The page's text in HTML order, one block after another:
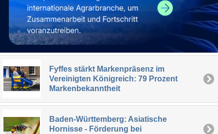
Fyffes stärkt Markenpräsenz im
Vereinigten Königreich: 79 Prozent
Markenbekanntheit
Baden-Württemberg: Asiatische
Hornisse - Förderung bei